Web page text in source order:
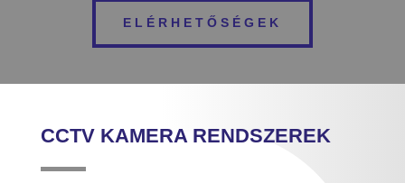
ELÉRHETŐSÉGEK
CCTV KAMERA RENDSZEREK